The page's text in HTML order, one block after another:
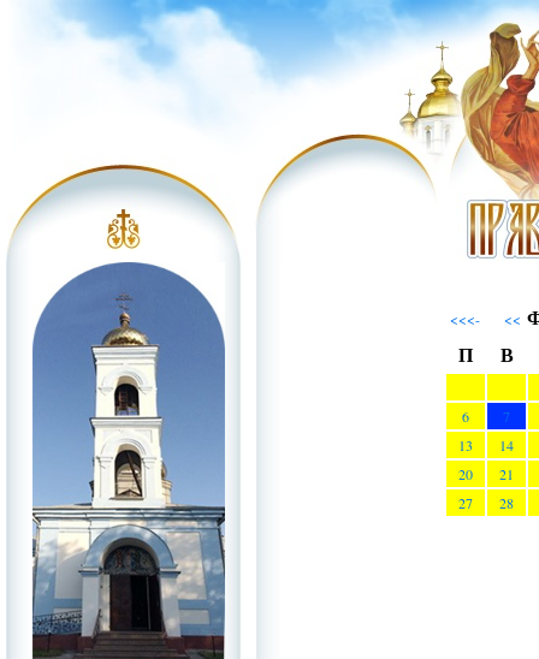
<<<- <<
П
В
6
7
13
14
20
21
27
28